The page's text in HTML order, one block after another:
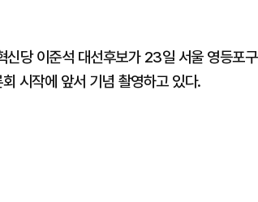
신당 이준석 대선후보가 23일 서울 영등포구
시작에 앞서 기념 촬영하고 있다.